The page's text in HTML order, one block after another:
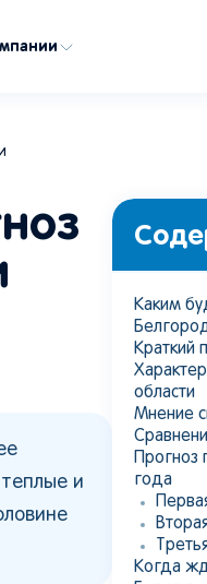
и
Каким
Краткий
области
Мнение
Прогноз
года
Когда